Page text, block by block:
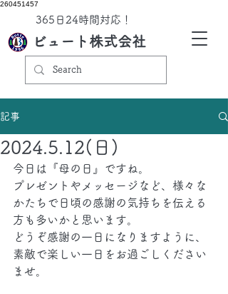
260451457
ビュート株式会社
​365日24時間対応！
記事
2024.5.12(日)
今日は『母の日』ですね。
プレゼントやメッセージなど、様々な
かたちで日頃の感謝の気持ちを伝える
方も多いかと思います。
どうぞ感謝の一日になりますように、
素敵で楽しい一日をお過ごしください
ませ。